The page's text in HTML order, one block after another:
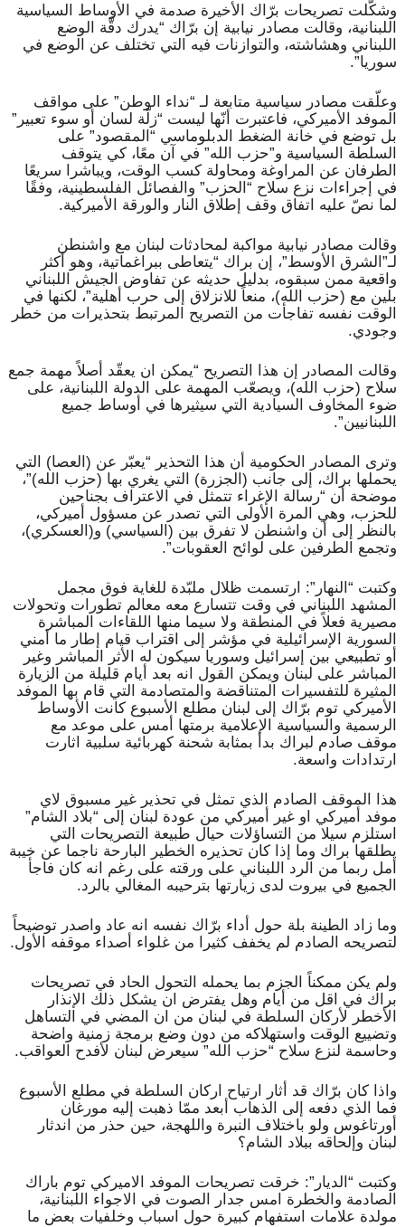
وشكَّلت تصريحات برّاك الأخيرة صدمة في الأوساط السياسية
اللبنانية، وقالت مصادر نيابية إن برّاك “يدرك دقَّة الوضع
اللبناني وهشاشته، والتوازنات فيه التي تختلف عن الوضع في
سوريا”.
وعلّقت مصادر سياسية متابعة لـ “نداء الوطن” على مواقف
الموفد الأميركي، فاعتبرت أنّها ليست “زلّة لسان أو سوء تعبير”
بل توضع في خانة الضغط الدبلوماسي “المقصود” على
السلطة السياسية و”حزب الله” في آن معًا، كي يتوقف
الطرفان عن المراوغة ومحاولة كسب الوقت، ويباشرا سريعًا
في إجراءات نزع سلاح “الحزب” والفصائل الفلسطينية، وفقًا
لما نصّ عليه اتفاق وقف إطلاق النار والورقة الأميركية.
وقالت مصادر نيابية مواكبة لمحادثات لبنان مع واشنطن
لـ”الشرق الأوسط”، إن براك “يتعاطى ببراغماتية، وهو أكثر
واقعية ممن سبقوه، بدليل حديثه عن تفاوض الجيش اللبناني
بلين مع (حزب الله)، منعاً للانزلاق إلى حرب أهلية”، لكنها في
الوقت نفسه تفاجأت من التصريح المرتبط بتحذيرات من خطر
وجودي.
وقالت المصادر إن هذا التصريح “يمكن ان يعقّد أصلاً مهمة جمع
سلاح (حزب الله)، ويصعّب المهمة على الدولة اللبنانية، على
ضوء المخاوف السيادية التي سيثيرها في أوساط جميع
اللبنانيين”.
وترى المصادر الحكومية أن هذا التحذير “يعبّر عن (العصا) التي
يحملها براك، إلى جانب (الجزرة) التي يغري بها (حزب الله)”،
موضحة أن “رسالة الإغراء تتمثل في الاعتراف بجناحين
للحزب، وهي المرة الأولى التي تصدر عن مسؤول أميركي،
بالنظر إلى أن واشنطن لا تفرق بين (السياسي) و(العسكري)،
وتجمع الطرفين على لوائح العقوبات”.
وكتبت “النهار”: ارتسمت ظلال ملبّدة للغاية فوق مجمل
المشهد اللبناني في وقت تتسارع معه معالم تطورات وتحولات
مصيرية فعلاً في المنطقة ولا سيما منها اللقاءات المباشرة
السورية الإسرائيلية في مؤشر إلى اقتراب قيام إطار ما أمني
أو تطبيعي بين إسرائيل وسوريا سيكون له الأثر المباشر وغير
المباشر على لبنان ويمكن القول انه بعد أيام قليلة من الزيارة
المثيرة للتفسيرات المتناقضة والمتصادمة التي قام بها الموفد
الأميركي توم برّاك إلى لبنان مطلع الأسبوع كانت الأوساط
الرسمية والسياسية الإعلامية برمتها أمس على موعد مع
موقف صادم لبراك بدأ بمثابة شحنة كهربائية سلبية اثارت
ارتدادات واسعة.
هذا الموقف الصادم الذي تمثل في تحذير غير مسبوق لاي
موفد أميركي او غير أميركي من عودة لبنان إلى “بلاد الشام”
استلزم سيلا من التساؤلات حيال طبيعة التصريحات التي
يطلقها براك وما إذا كان تحذيره الخطير البارحة ناجما عن خيبة
أمل ربما من الرد اللبناني على ورقته على رغم انه كان فاجأ
الجميع في بيروت لدى زيارتها بترحيبه المغالي بالرد.
وما زاد الطينة بلة حول أداء برّاك نفسه انه عاد واصدر توضيحاً
لتصريحه الصادم لم يخفف كثيرا من غلواء أصداء موقفه الأول.
ولم يكن ممكناً الجزم بما يحمله التحول الحاد في تصريحات
براك في اقل من أيام وهل يفترض ان يشكل ذلك الإنذار
الأخطر لأركان السلطة في لبنان من ان المضي في التساهل
وتضييع الوقت واستهلاكه من دون وضع برمجة زمنية واضحة
وحاسمة لنزع سلاح “حزب الله” سيعرض لبنان لأفدح العواقب.
واذا كان برّاك قد أثار ارتياح اركان السلطة في مطلع الأسبوع
فما الذي دفعه إلى الذهاب أبعد ممّا ذهبت إليه مورغان
أورتاغوس ولو باختلاف النبرة واللهجة، حين حذر من اندثار
لبنان وإلحاقه ببلاد الشام؟
وكتبت “الديار”: خرقت تصريحات الموفد الاميركي توم باراك
الصادمة والخطرة امس جدار الصوت في الاجواء اللبنانية،
مولدة علامات استفهام كبيرة حول اسباب وخلفيات بعض ما